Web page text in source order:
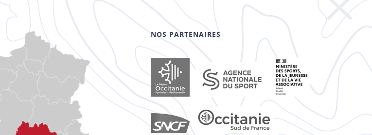
NOS PARTENAIRES